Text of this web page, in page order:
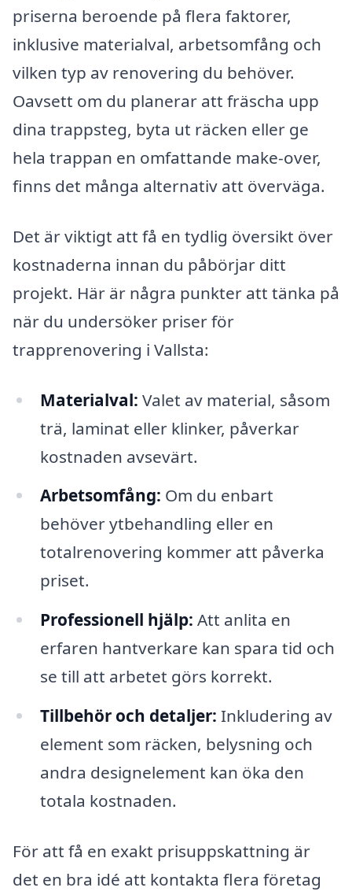
priserna beroende på flera faktorer,
inklusive materialval, arbetsomfång och
vilken typ av renovering du behöver.
Oavsett om du planerar att fräscha upp
dina trappsteg, byta ut räcken eller ge
hela trappan en omfattande make-over,
finns det många alternativ att överväga.
Det är viktigt att få en tydlig översikt över
kostnaderna innan du påbörjar ditt
projekt. Här är några punkter att tänka på
när du undersöker priser för
trapprenovering i Vallsta:
Materialval: Valet av material, såsom
trä, laminat eller klinker, påverkar
kostnaden avsevärt.
Arbetsomfång: Om du enbart
behöver ytbehandling eller en
totalrenovering kommer att påverka
priset.
Professionell hjälp: Att anlita en
erfaren hantverkare kan spara tid och
se till att arbetet görs korrekt.
Tillbehör och detaljer: Inkludering av
element som räcken, belysning och
andra designelement kan öka den
totala kostnaden.
För att få en exakt prisuppskattning är
det en bra idé att kontakta flera företag